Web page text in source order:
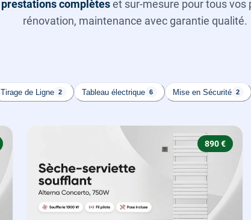
prestations complèteset sur-mesure pour tous vos
rénovation, maintenance avec garantie qualité.
Tirage de Ligne 2 Tableau électrique 6 Mise en Sécurité 2
890 €